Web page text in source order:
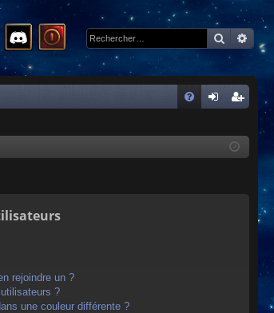
cri
rejoindre un ?
?
une couleur différente ?